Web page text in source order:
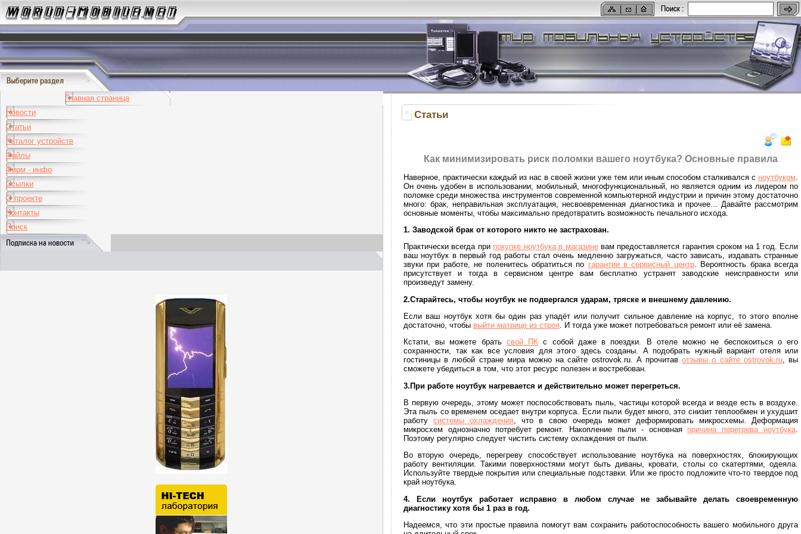
Главная страница
Новости
Статьи
Каталог устройств
Файлы
Фирм - инфо
Ссылки
О проекте
Контакты
Поиск
Статьи
Как минимизировать риск поломки вашего ноутбука? Основные правила
Наверное, практически каждый из нас в своей жизни уже тем или иным способом сталкивался с ноутбуком
Он очень удобен в использовании, мобильный, многофункциональный, но является одним из лидером по
поломке среди множества инструментов современной компьютерной индустрии и причин этому достаточно
много: брак, неправильная эксплуатация, несвоевременная диагностика и прочее... Давайте рассмотрим
основные моменты, чтобы максимально предотвратить возможность печального исхода.
1. Заводской брак от которого никто не застрахован.
Практически всегда при покупке ноутбука в магазиневам предоставляется гарантия сроком на 1 год. Если
ваш ноутбук в первый год работы стал очень медленно загружаться, часто зависать, издавать странные
звуки при работе, не поленитесь обратиться по гарантии в сервисный центр. Вероятность брака всегда
присутствует и тогда в сервисном центре вам бесплатно устранят заводские неисправности или
произведут замену.
2.Старайтесь, чтобы ноутбук не подвергался ударам, тряске и внешнему давлению.
Если ваш ноутбук хотя бы один раз упадёт или получит сильное давление на корпус, то этого вполне
достаточно, чтобы выйти матрице из строя . И тогда уже может потребоваться ремонт или её замена.
Кстати, вы можете брать свой ПК с собой даже в поездки. В отеле можно не беспокоиться о его
сохранности, так как все условия для этого здесь созданы. А подобрать нужный вариант отеля или
гостиницы в любой стране мира можно на сайте ostrovok.ru. А прочитавотзывы о сайте ostrovok.ru, вы
сможете убедиться в том, что этот ресурс полезен и востребован.
3.При работе ноутбук нагревается и действительно может перегреться.
В первую очередь, этому может поспособствовать пыль, частицы которой всегда и везде есть в воздухе.
Эта пыль со временем оседает внутри корпуса. Если пыли будет много, это снизит теплообмен и ухудшит
работусистемы охлаждения , что в свою очередь может деформировать микросхемы. Деформация
микросхем однозначно потребует ремонт. Накопление пыли - основная причина перегрева ноутбука
Поэтому регулярно следует чистить систему охлаждения от пыли.
Во вторую очередь, перегреву способствует использование ноутбука на поверхностях, блокирующих
работу вентиляции. Такими поверхностями могут быть диваны, кровати, столы со скатертями, одеяла.
Используйте твердые покрытия или специальные подставки. Или же просто подложите что-то твердое под
край ноутбука.
4. Если ноутбук работает исправно в любом случае не забывайте делать своевременную
диагностику хотя бы 1 раз в год.
Надеемся, что эти простые правила помогут вам сохранить работоспособность вашего мобильного друга